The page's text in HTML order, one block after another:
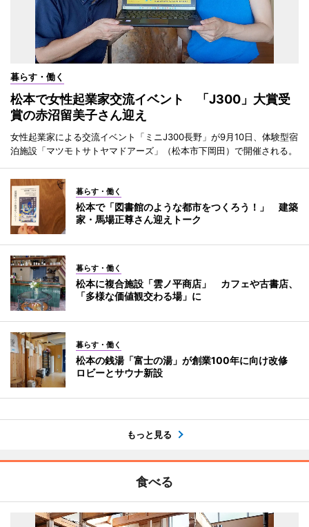
暮らす・働く
松本で女性起業家交流イベント 「J300」大賞受
賞の赤沼留美子さん迎え
女性起業家による交流イベント「ミニJ300長野」が9月10日、体験型宿
泊施設「マツモトサトヤマドアーズ」（松本市下岡田）で開催される。
暮らす・働く
松本で「図書館のような都市をつくろう！」 建築
家・馬場正尊さん迎えトーク
暮らす・働く
松本に複合施設「雲ノ平商店」 カフェや古書店、
「多様な価値観交わる場」に
暮らす・働く
松本の銭湯「富士の湯」が創業100年に向け改修
ロビーとサウナ新設
もっと見る
食べる